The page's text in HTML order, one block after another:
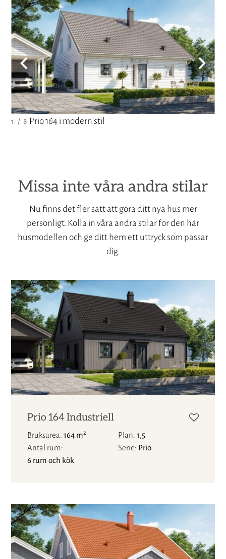
1 / 8 Prio 164 i modern stil
Missa inte våra andra stilar
Nu finns det fler sätt att göra ditt nya hus mer
personligt. Kolla in våra andra stilar för den här
husmodellen och ge ditt hem ett uttryck som passar
dig.
Prio 164 Industriell
Bruksarea 164 m2 Plan 1,5
Antal rum
6 rum och kök
Serie Prio